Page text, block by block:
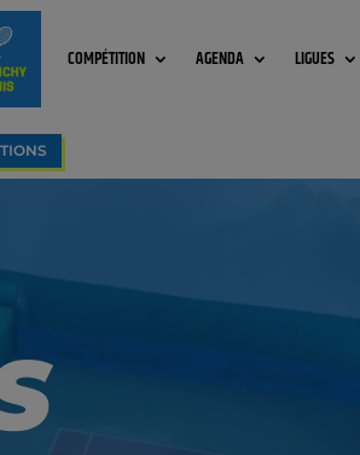
COMPÉTITION AGENDA LIGUES